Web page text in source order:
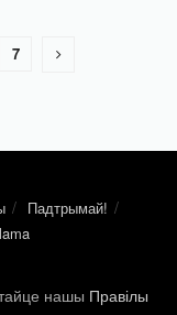
7
Падтрымай!
нашы Правілы